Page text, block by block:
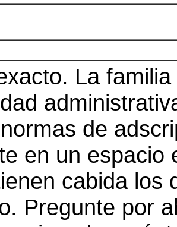
La
de
en un espacio
cabida los
Pregunte por